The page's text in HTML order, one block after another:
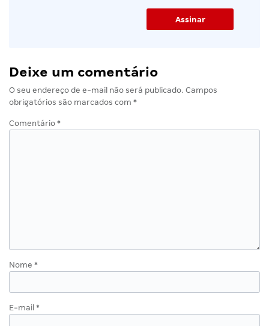
Deixe um comentário
O seu endereço de e-mail não será publicado. Campos
obrigatórios são marcados com *
Comentário *
Nome *
E-mail *